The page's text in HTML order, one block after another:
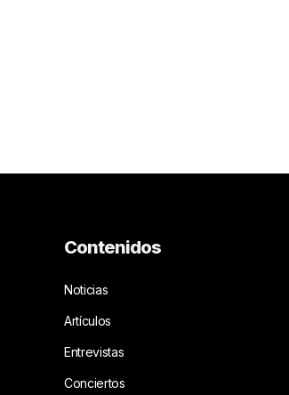
Contenidos
Noticias
Artículos
Entrevistas
Conciertos